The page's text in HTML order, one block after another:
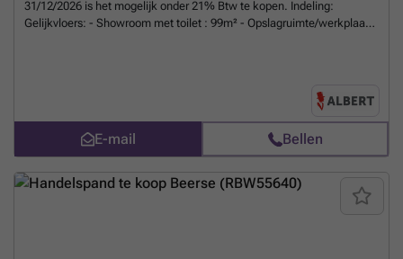
31/12/2026 is het mogelijk onder 21% Btw te kopen. Indeling:
Gelijkvloers: - Showroom met toilet : 99m² - Opslagruimte/werkplaats
Alarmsysteem - 4 camera's - Automatische poort - Parkeerplaats voor
E-mail Bellen